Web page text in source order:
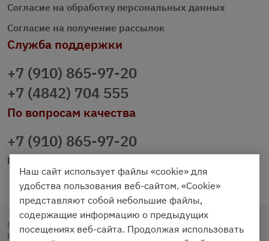
Согласие на обработку персональных данных
Согласие на получение рассылок
Служба поддержки
+7 (910) 865-97-20
+7 (4842) 704 555
По вопросам качества
+7 (910) 865-97-20
prazdnichniy40@palmi.ru
Copyright © 2020 - 2026. Праздничный Стол.
Разработка и продвижение - Vegas Studio
Наш сайт использует файлы «cookie» для
удобства пользования веб-сайтом. «Cookie»
представляют собой небольшие файлы,
содержащие информацию о предыдущих
посещениях веб-сайта. Продолжая использовать